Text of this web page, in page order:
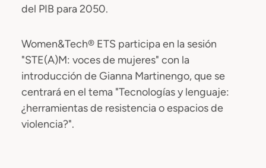
del PIB para 2050.
Women&Tech® ETS participa en la sesión
"STE(A)M: voces de mujeres" con la
introducción de Gianna Martinengo, que se
centrará en el tema "Tecnologías y lenguaje:
¿herramientas de resistencia o espacios de
violencia?".